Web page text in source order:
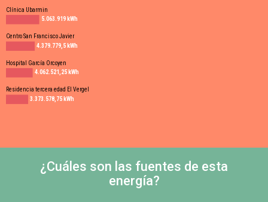
5.063.919 kWh
4.379.779,5 kWh
4.062.521,25 kWh
3.373.578,75 kWh
Clínica Ubarmin
Centro San Francisco Javier
Hospital García Orcoyen
Residencia tercera edad El Vergel
¿Cuáles son las fuentes de esta
energía?